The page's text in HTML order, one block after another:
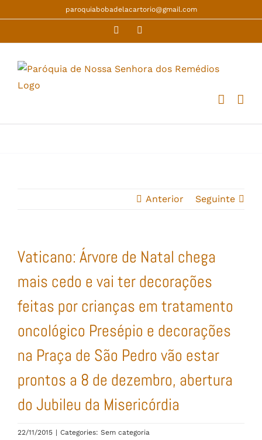
content
paroquiabobadelacartorio@gmail.com
Facebook
Anterior Seguinte
Vaticano: Árvore de Natal chega
mais cedo e vai ter decorações
feitas por crianças em tratamento
oncológico Presépio e decorações
na Praça de São Pedro vão estar
prontos a 8 de dezembro, abertura
do Jubileu da Misericórdia
22/11/2015 | Categories: Sem categoria